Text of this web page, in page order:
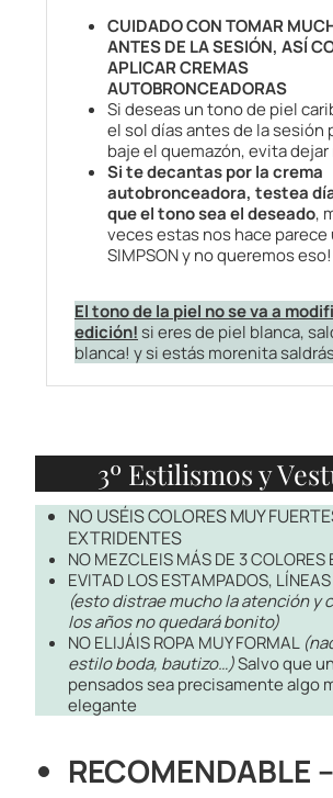
CUIDADO CON TOMAR
ANTES DE LA SESIÓN, ASÍ
APLICAR CREMAS
AUTOBRONCEADORAS
Si deseas un tono de piel
el sol días antes de la sesión
baje el quemazón, evita dejar
Si te decantas por la crema
autobronceadora, testea
que el tono sea el deseado,
veces estas nos hace parece
SIMPSON y no queremos eso!
El tono de la piel no se va a
edición!si eres de piel blanca,
blanca! y si estás morenita
3º Estilismos y
NO USÉIS COLORES MUY
EXTRIDENTES
NO MEZCLEIS MÁS DE 3 COLORES
EVITAD LOS ESTAMPADOS,
(esto distrae mucho la atención y
los años no quedará bonito)
NO ELIJÁIS ROPA MUY FORMAL
estilo boda, bautizo…)Salvo que
pensados sea precisamente algo
elegante
RECOMENDABLE